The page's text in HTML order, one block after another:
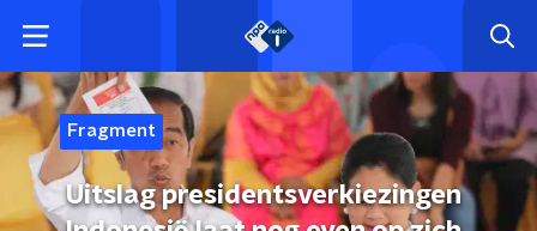
Fragment
Uitslag presidentsverkiezingen